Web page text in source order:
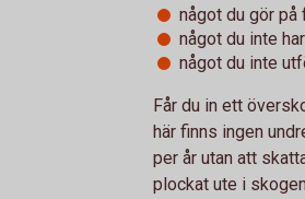
något du gör på
något du inte
något du inte
Får du in ett
här finns ingen
per år utan att
plockat ute i